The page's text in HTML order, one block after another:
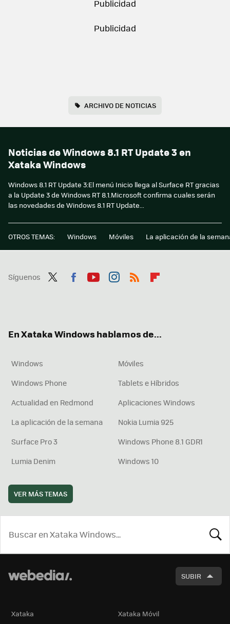
ARCHIVO DE NOTICIAS
Noticias de Windows 8.1 RT Update 3 en
Xataka Windows
Windows 8.1 RT Update 3:El menú Inicio llega al Surface RT gracias
a la Update 3 de Windows RT 8.1.Microsoft confirma cuales serán
las novedades de Windows 8.1 RT Update...
OTROS TEMAS: Windows Móviles La aplicación de la
Síguenos
En Xataka Windows hablamos de...
Windows
Móviles
Windows Phone
Tablets e Híbridos
Actualidad en Redmond
Aplicaciones Windows
La aplicación de la semana
Nokia Lumia 925
Surface Pro 3
Windows Phone 8.1 GDR1
Lumia Denim
Windows 10
VER MÁS TEMAS
SUBIR
Xataka Xataka Móvil